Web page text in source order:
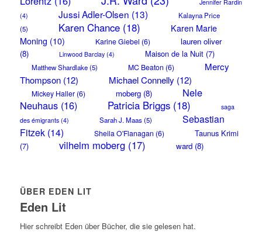
Jennifer Rardin
(4)
Jussi Adler-Olsen (13)
Kalayna Price
(5)
Karen Chance(18)
Karen Marie
Moning (10) Karine Giebel (6)
lauren oliver
(8)
Linwood Barclay(4) Maison de la Nuit(7)
Matthew Shardlake(5) MC Beaton (6)
Mercy
Thompson(12) Michael Connelly (12)
Mickey Haller(6) moberg(8)
Nele
Neuhaus(16) Patricia Briggs(18)
saga
des émigrants(4) Sarah J. Maas(5)
Sebastian
Fitzek(14) Sheila O'Flanagan (6)
Taunus Krimi
(7)
vilhelm moberg(17) ward(8)
ÜBER EDEN LIT
Eden Lit
Hier schreibt Eden über Bücher, die sie gelesen hat.